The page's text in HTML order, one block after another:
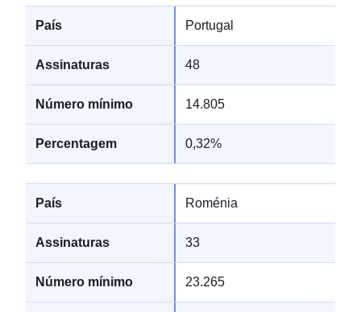
Portugal
48
14.805
0,32%
Roménia
33
23.265